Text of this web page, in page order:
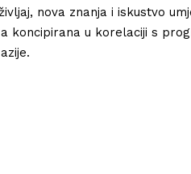
nova znanja i iskustvo
koncipirana u korelaciji s